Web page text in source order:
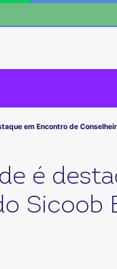
em Encontro de
é
Sicoob